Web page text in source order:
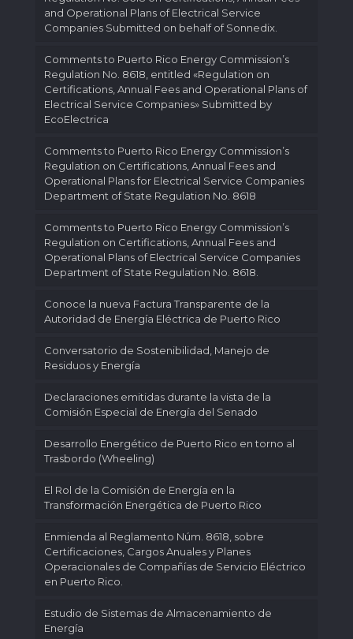
and Operational Plans of Electrical Service
Companies Submitted on behalf of Sonnedix.
Comments to Puerto Rico Energy Commission’s
Regulation No. 8618, entitled «Regulation on
Certifications, Annual Fees and Operational Plans of
Electrical Service Companies» Submitted by
EcoElectrica
Comments to Puerto Rico Energy Commission’s
Regulation on Certifications, Annual Fees and
Operational Plans for Electrical Service Companies
Department of State Regulation No. 8618
Comments to Puerto Rico Energy Commission’s
Regulation on Certifications, Annual Fees and
Operational Plans of Electrical Service Companies
Department of State Regulation No. 8618.
Conoce la nueva Factura Transparente de la
Autoridad de Energía Eléctrica de Puerto Rico
Conversatorio de Sostenibilidad, Manejo de
Residuos y Energía
Declaraciones emitidas durante la vista de la
Comisión Especial de Energía del Senado
Desarrollo Energético de Puerto Rico en torno al
Trasbordo (Wheeling)
El Rol de la Comisión de Energía en la
Transformación Energética de Puerto Rico
Enmienda al Reglamento Núm. 8618, sobre
Certificaciones, Cargos Anuales y Planes
Operacionales de Compañías de Servicio Eléctrico
en Puerto Rico.
Estudio de Sistemas de Almacenamiento de
Energía